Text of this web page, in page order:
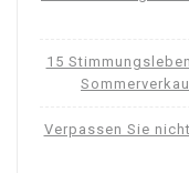
15
Verpassen Sie